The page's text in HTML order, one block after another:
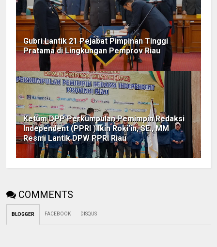
Gubri Lantik 21 Pejabat Pimpinan Tinggi
Pratama di Lingkungan Pemprov Riau
Ketum DPP Perkumpulan Pemimpin Redaksi
Independent (PPRI ) Ikin Roki’in, SE., MM
Resmi Lantik DPW PPRI Riau
COMMENTS
BLOGGER FACEBOOK DISQUS